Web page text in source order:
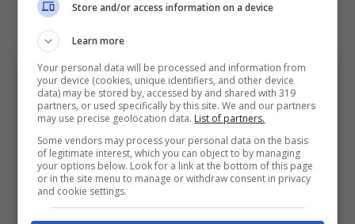
SulemanaalCagliari.
Dominguez, i dettagli del possibile addio al Bologna
Store and/or access information on a device
Learn more
Your personal data will be processed and information from
your device (cookies, unique identifiers, and other device
data) may be stored by, accessed by and shared with 319
partners, or used specifically by this site. We and our partners
may use precise geolocation data. List of partners.
Some vendors may process your personal data on the basis
of legitimate interest, which you can object to by managing
your options below. Look for a link at the bottom of this page
or in the site menu to manage or withdraw consent in privacy
and cookie settings.